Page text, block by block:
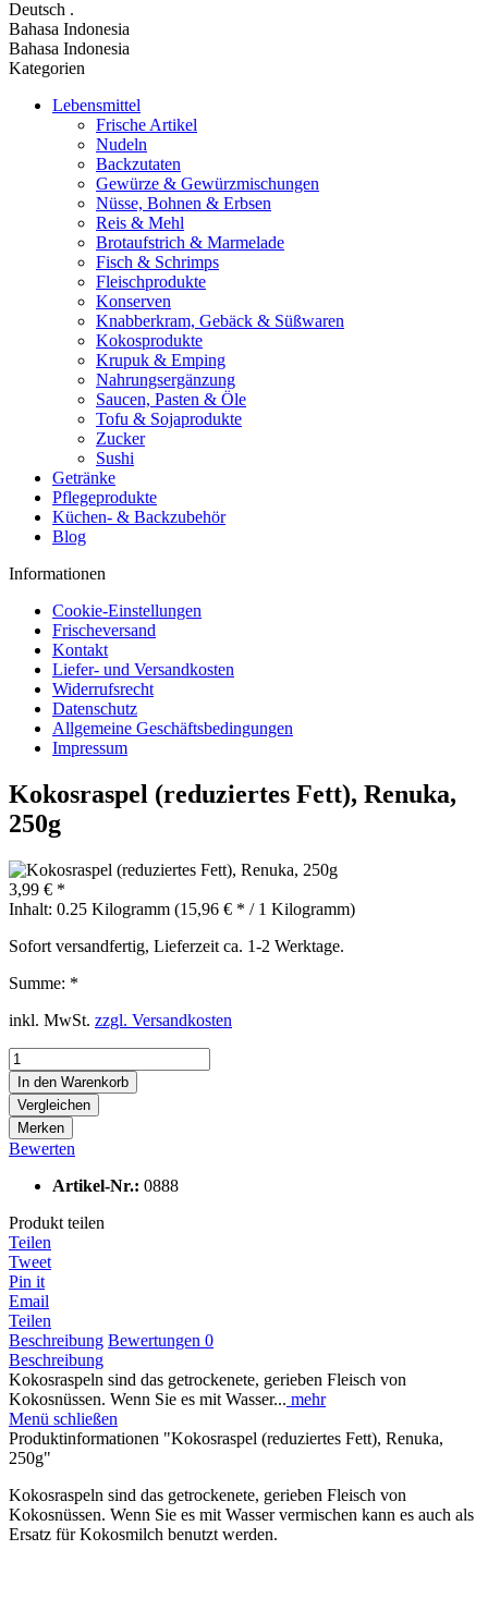
Deutsch .
Bahasa Indonesia
Bahasa Indonesia
Kategorien
Lebensmittel
Frische Artikel
Nudeln
Backzutaten
Gewürze & Gewürzmischungen
Nüsse, Bohnen & Erbsen
Reis & Mehl
Brotaufstrich & Marmelade
Fisch & Schrimps
Fleischprodukte
Konserven
Knabberkram, Gebäck & Süßwaren
Kokosprodukte
Krupuk & Emping
Nahrungsergänzung
Saucen, Pasten & Öle
Tofu & Sojaprodukte
Zucker
Sushi
Getränke
Pflegeprodukte
Küchen- & Backzubehör
Blog
Informationen
Cookie-Einstellungen
Frischeversand
Kontakt
Liefer- und Versandkosten
Widerrufsrecht
Datenschutz
Allgemeine Geschäftsbedingungen
Impressum
Kokosraspel (reduziertes Fett), Renuka,
250g
3,99 € *
Inhalt: 0.25 Kilogramm (15,96 € * / 1 Kilogramm)
Sofort versandfertig, Lieferzeit ca. 1-2 Werktage.
Summe: *
inkl. MwSt. zzgl. Versandkosten
In den Warenkorb
Vergleichen
Merken
Bewerten
Artikel-Nr.: 0888
Produkt teilen
Teilen
Tweet
Pin it
Email
Teilen
Beschreibung Bewertungen 0
Beschreibung
Kokosraspeln sind das getrockenete, gerieben Fleisch von
Kokosnüssen. Wenn Sie es mit Wasser... mehr
Menü schließen
Produktinformationen "Kokosraspel (reduziertes Fett), Renuka,
250g"
Kokosraspeln sind das getrockenete, gerieben Fleisch von
Kokosnüssen. Wenn Sie es mit Wasser vermischen kann es auch als
Ersatz für Kokosmilch benutzt werden.